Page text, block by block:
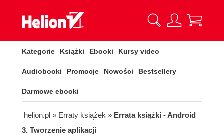
Kategorie Książki Ebooki Kursy video
Audiobooki Promocje Nowości Bestsellery
Darmowe ebooki
helion.pl » Erraty książek » Errata książki - Android
3. Tworzenie aplikacji